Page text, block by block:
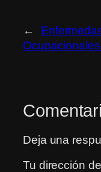
←
Deja una
Tu dirección